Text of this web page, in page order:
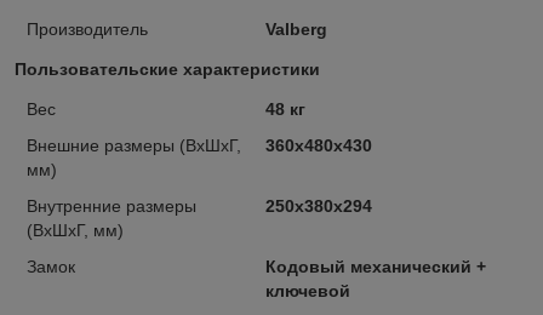
Производитель Valberg
Пользовательские характеристики
Вес
48 кг
Внешние размеры (ВхШхГ,
мм)
360x480x430
Внутренние размеры
(ВхШхГ, мм)
250x380x294
Замок
Кодовый механический +
ключевой